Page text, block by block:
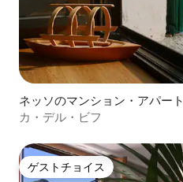
ネッソのマンション・アパート
カ・デル・ビフ
ゲストチョイス
ゲストチョイス